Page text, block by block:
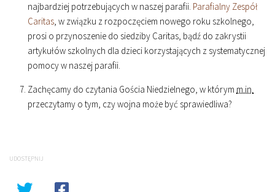
najbardziej potrzebujących w naszej parafii. Parafialny Zespół
Caritas, w związku z rozpoczęciem nowego roku szkolnego,
prosi o przynoszenie do siedziby Caritas, bądź do zakrystii
artykułów szkolnych dla dzieci korzystających z systematycznej
pomocy w naszej parafii.
Zachęcamy do czytania Gościa Niedzielnego, w którym m.in.
przeczytamy o tym, czy wojna może być sprawiedliwa?
UDOSTĘPNIJ